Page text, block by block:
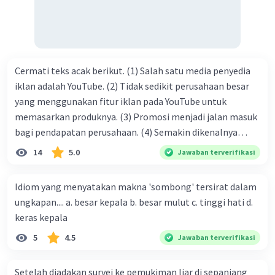
Cermati teks acak berikut. (1) Salah satu media penyedia
iklan adalah YouTube. (2) Tidak sedikit perusahaan besar
yang menggunakan fitur iklan pada YouTube untuk
memasarkan produknya. (3) Promosi menjadi jalan masuk
bagi pendapatan perusahaan. (4) Semakin dikenalnya
suatu produk oleh konsumen, semakin besar pula peluang
perusahaan kepada konsumen. Urutan yang tepat agar
menjadi teks eksposisi yang padu adalah .... A. (1)-(2)-(3)-
(4)-(5) B. (2)-(1)-(3)-(4)-(5) C. (3)-(1)-(2)-(5)-(4) D. (3)-(5)-
(4)-(1)-(2) E. (5)-(1)-(3)-(4)-(2)
14 5.0 Jawaban terverifikasi
Idiom yang menyatakan makna 'sombong' tersirat dalam
ungkapan.... a. besar kepala b. besar mulut c. tinggi hati d.
keras kepala
5 4.5 Jawaban terverifikasi
Setelah diadakan survei ke pemukiman liar di sepanjang